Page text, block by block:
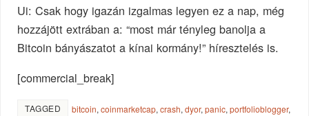
Ui: Csak hogy igazán izgalmas legyen ez a nap, még
hozzájött extrában a: “most már tényleg banolja a
Bitcoin bányászatot a kínai kormány!” híresztelés is.
[commercial_break]
TAGGED bitcoin,coinmarketcap,crash,dyor,panic,portfolioblogger,